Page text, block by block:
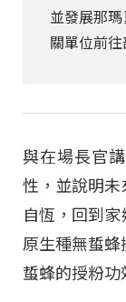
並發展那
關單位前
與在場長官
性，並說明
自恆，回到
原生種無蜇蜂
蜇蜂的授粉功